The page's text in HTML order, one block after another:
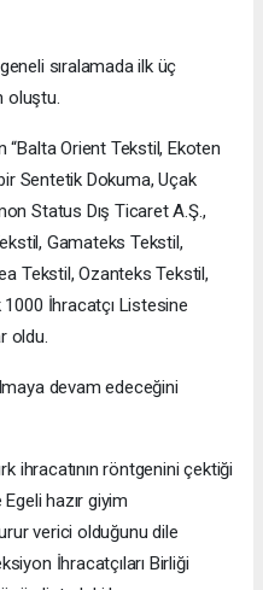
sıralamada ilk üç
oluştu.
“Balta Orient Tekstil, Ekoten
Sentetik Dokuma, Uçak
Status Dış Ticaret A.Ş.,
Gamateks Tekstil,
Tekstil, Ozanteks Tekstil,
İhracatçı Listesine
oldu.
devam edeceğini
ihracatının röntgenini çektiği
hazır giyim
verici olduğunu dile
İhracatçıları Birliği